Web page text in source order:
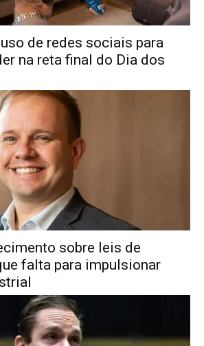
de redes sociais para
na reta final do Dia dos
sobre leis de
falta para impulsionar